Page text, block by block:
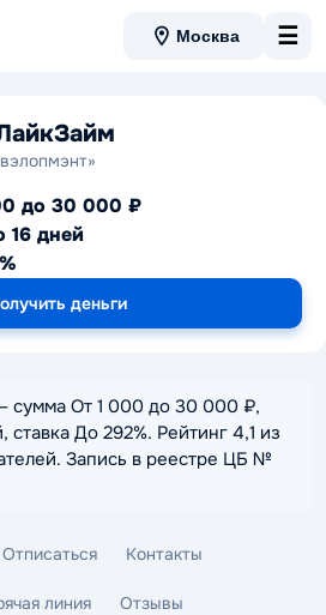
Москва ☰
до 30 000 ₽
16 дней
деньги
сумма От 1 000 до 30 000 ₽,
ставка До 292%. Рейтинг 4,1 из
Запись в реестре ЦБ №
Отписаться Контакты
линия Отзывы